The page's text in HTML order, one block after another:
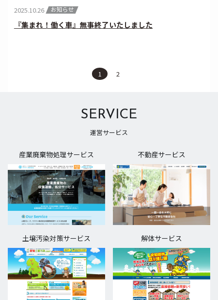
2025.10.26 お知らせ
『集まれ！働く車』無事終了いたしました
1 2
SERVICE
運営サービス
産業廃棄物処理サービス 不動産サービス
土壌汚染対策サービス 解体サービス